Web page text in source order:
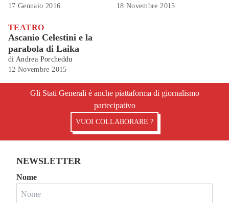
17 Gennaio 2016
18 Novembre 2015
TEATRO
Ascanio Celestini e la
parabola di Laika
di Andrea Porcheddu
12 Novembre 2015
Gli Stati Generali è anche piattaforma di giornalismo
partecipativo
VUOI COLLABORARE ?
NEWSLETTER
Nome